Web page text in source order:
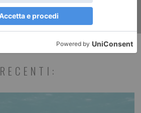
RECENTI: